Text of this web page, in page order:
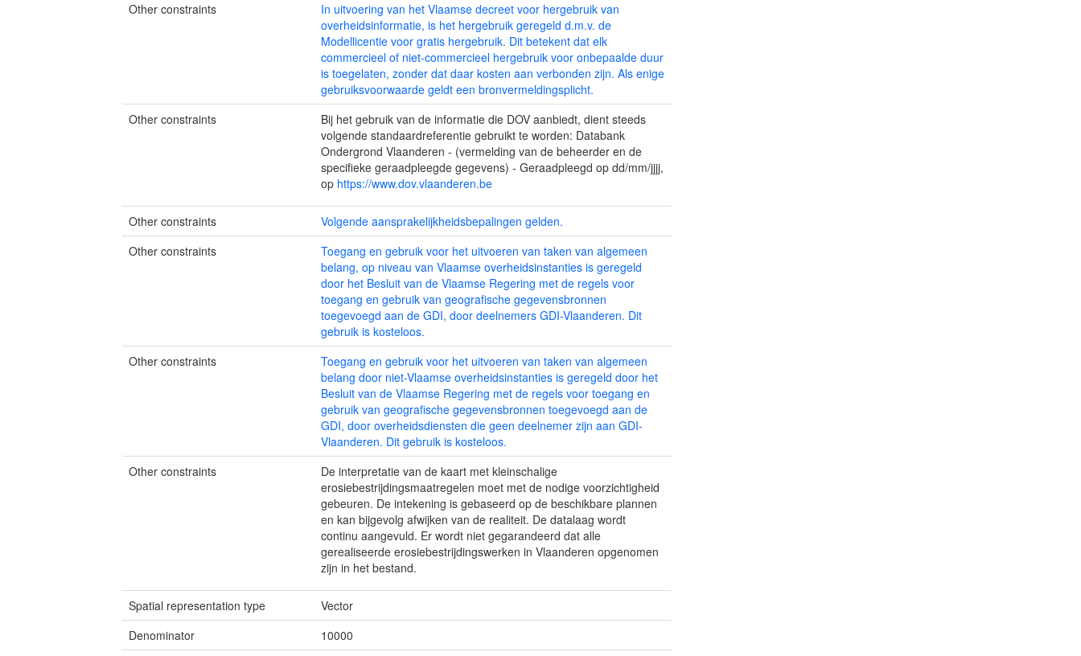
Other constraints
In uitvoering van het Vlaamse decreet voor hergebruik van
overheidsinformatie, is het hergebruik geregeld d.m.v. de
Modellicentie voor gratis hergebruik. Dit betekent dat elk
commercieel of niet-commercieel hergebruik voor onbepaalde duur
is toegelaten, zonder dat daar kosten aan verbonden zijn. Als enige
gebruiksvoorwaarde geldt een bronvermeldingsplicht.
Other constraints
Bij het gebruik van de informatie die DOV aanbiedt, dient steeds
volgende standaardreferentie gebruikt te worden: Databank
Ondergrond Vlaanderen - (vermelding van de beheerder en de
specifieke geraadpleegde gegevens) - Geraadpleegd op dd/mm/jjjj,
op https://www.dov.vlaanderen.be
Other constraints
Volgende aansprakelijkheidsbepalingen gelden.
Other constraints
Toegang en gebruik voor het uitvoeren van taken van algemeen
belang, op niveau van Vlaamse overheidsinstanties is geregeld
door het Besluit van de Vlaamse Regering met de regels voor
toegang en gebruik van geografische gegevensbronnen
toegevoegd aan de GDI, door deelnemers GDI-Vlaanderen. Dit
gebruik is kosteloos.
Other constraints
Toegang en gebruik voor het uitvoeren van taken van algemeen
belang door niet-Vlaamse overheidsinstanties is geregeld door het
Besluit van de Vlaamse Regering met de regels voor toegang en
gebruik van geografische gegevensbronnen toegevoegd aan de
GDI, door overheidsdiensten die geen deelnemer zijn aan GDI-
Vlaanderen. Dit gebruik is kosteloos.
Other constraints
De interpretatie van de kaart met kleinschalige
erosiebestrijdingsmaatregelen moet met de nodige voorzichtigheid
gebeuren. De intekening is gebaseerd op de beschikbare plannen
en kan bijgevolg afwijken van de realiteit. De datalaag wordt
continu aangevuld. Er wordt niet gegarandeerd dat alle
gerealiseerde erosiebestrijdingswerken in Vlaanderen opgenomen
zijn in het bestand.
Spatial representation type
Vector
Denominator
10000